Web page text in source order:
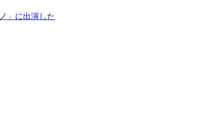
」に出演した